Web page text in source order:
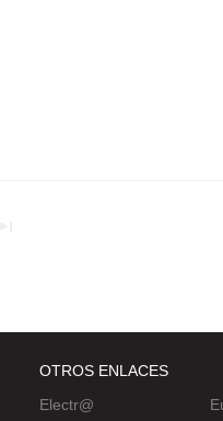
OTROS ENLACES
Electr@